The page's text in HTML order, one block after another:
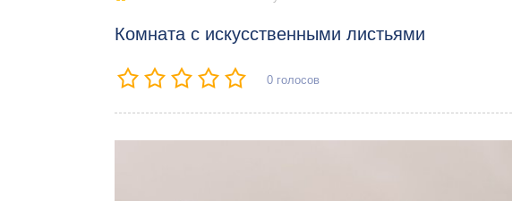
Комната с искусственными листьями
0 голосов